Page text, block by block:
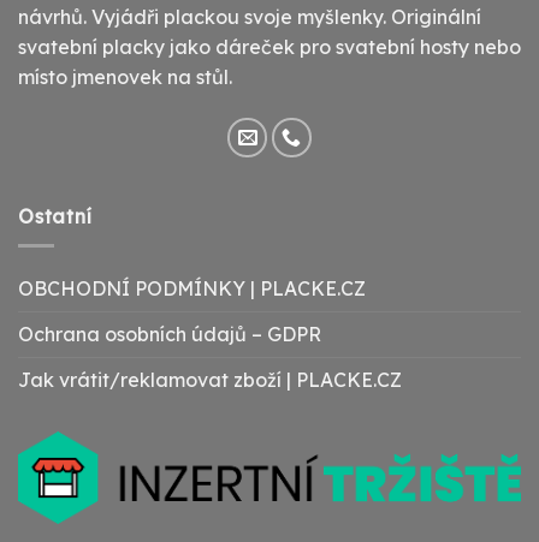
návrhů. Vyjádři plackou svoje myšlenky. Originální
svatební placky jako dáreček pro svatební hosty nebo
místo jmenovek na stůl.
Ostatní
OBCHODNÍ PODMÍNKY | PLACKE.CZ
Ochrana osobních údajů – GDPR
Jak vrátit/reklamovat zboží | PLACKE.CZ